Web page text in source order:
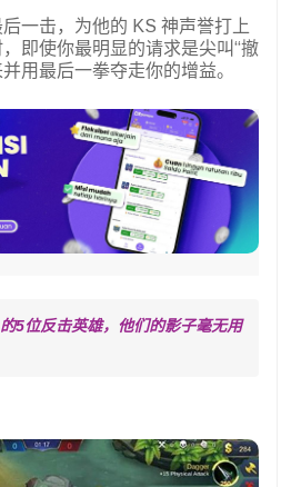
一击，为他的 KS 神声誉打上
即使你最明显的请求是尖叫“撤
用最后一拳夺走你的增益。
5位反击英雄，他们的影子毫无用